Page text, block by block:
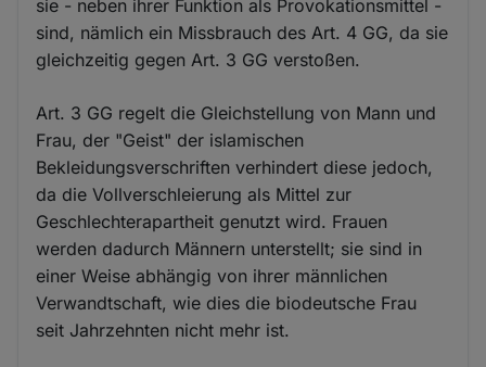
sie - neben ihrer Funktion als Provokationsmittel -
sind, nämlich ein Missbrauch des Art. 4 GG, da sie
gleichzeitig gegen Art. 3 GG verstoßen.
Art. 3 GG regelt die Gleichstellung von Mann und
Frau, der "Geist" der islamischen
Bekleidungsverschriften verhindert diese jedoch,
da die Vollverschleierung als Mittel zur
Geschlechterapartheit genutzt wird. Frauen
werden dadurch Männern unterstellt; sie sind in
einer Weise abhängig von ihrer männlichen
Verwandtschaft, wie dies die biodeutsche Frau
seit Jahrzehnten nicht mehr ist.